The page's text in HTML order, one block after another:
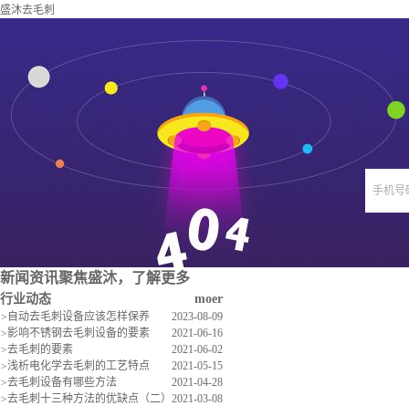
盛沐去毛刺
手机号
新闻资讯聚焦盛沐，了解更多
moer
行业动态
2023-08-09
> 自动去毛刺设备应该怎样保养
2021-06-16
>影响不锈钢去毛刺设备的要素
2021-06-02
>去毛刺的要素
2021-05-15
>浅析电化学去毛刺的工艺特点
2021-04-28
>去毛刺设备有哪些方法
2021-03-08
>去毛刺十三种方法的优缺点（二）